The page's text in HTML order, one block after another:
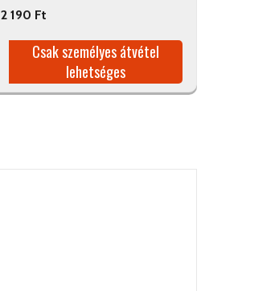
2 190 Ft
Csak személyes átvétel
lehetséges